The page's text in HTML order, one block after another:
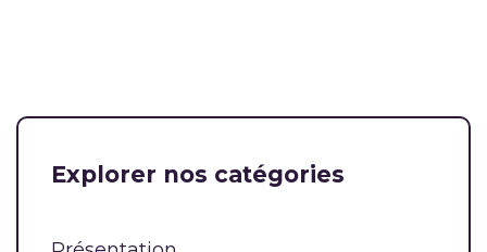
Explorer nos catégories